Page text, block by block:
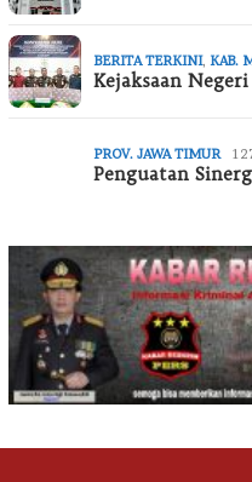
BERITA TERKINI, KAB.
Kejaksaan
PROV. JAWA TIMUR
Penguatan